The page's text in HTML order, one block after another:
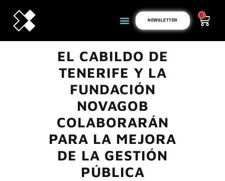
NEWSLETTER
0
EL CABILDO DE
TENERIFE Y LA
FUNDACIÓN
NOVAGOB
COLABORARÁN
PARA LA MEJORA
DE LA GESTIÓN
PÚBLICA